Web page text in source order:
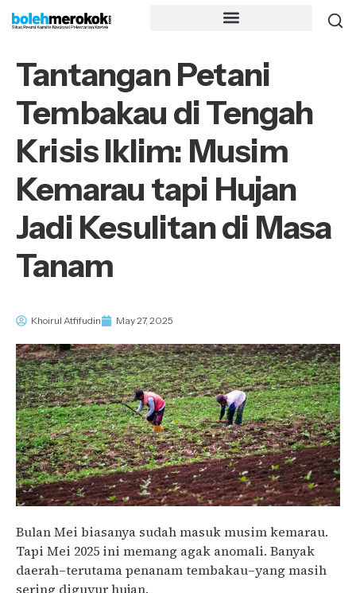
Tantangan Petani
Tembakau di Tengah
Krisis Iklim: Musim
Kemarau tapi Hujan
Jadi Kesulitan di Masa
Tanam
Khoirul Atfifudin May 27, 2025
Bulan Mei biasanya sudah masuk musim kemarau.
Tapi Mei 2025 ini memang agak anomali. Banyak
daerah–terutama penanam tembakau–yang masih
sering diguyur hujan.